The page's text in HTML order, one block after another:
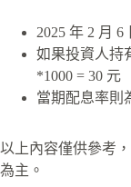
2025 年 2 月 6
如果投資人持
*1000 = 30 元
當期配息率則
以上內容僅供參考
為主。